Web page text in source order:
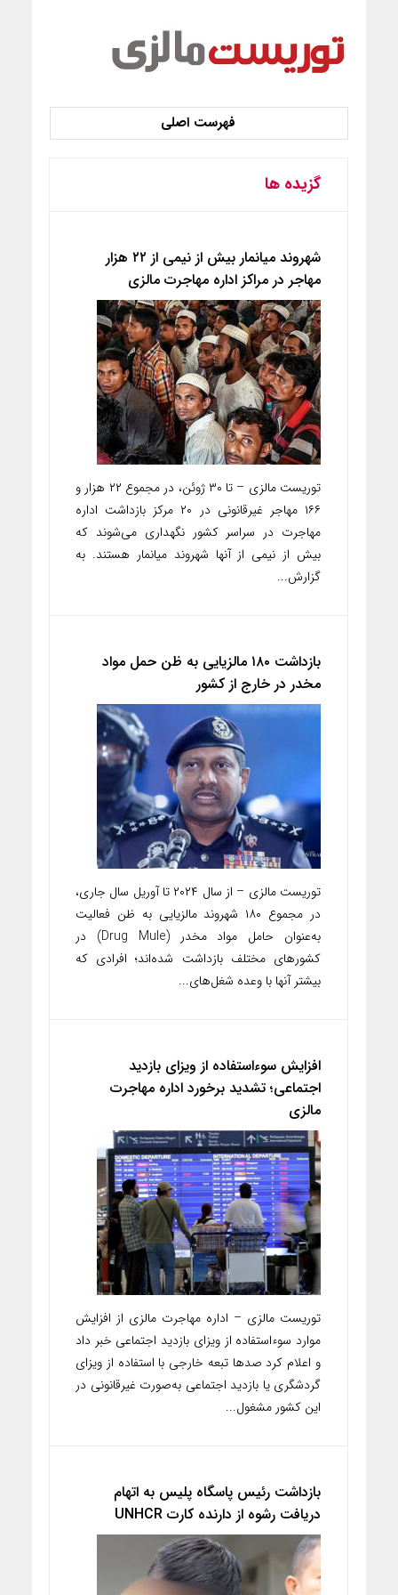
گزیده ها
شهروند میانمار بیش از نیمی از ۲۲ هزار
مهاجر در مراکز اداره مهاجرت مالزی
توریست مالزی – تا ۳۰ ژوئن، در مجموع ۲۲ هزار و
۱۶۶ مهاجر غیرقانونی در ۲۰ مرکز بازداشت اداره
مهاجرت در سراسر کشور نگهداری می‌شوند که
بیش از نیمی از آنها شهروند میانمار هستند. به
گزارش...
بازداشت ۱۸۰ مالزیایی به ظن حمل مواد
مخدر در خارج از کشور
توریست مالزی – از سال ۲۰۲۴ تا آوریل سال جاری،
در مجموع ۱۸۰ شهروند مالزیایی به ظن فعالیت
به‌عنوان حامل مواد مخدر (Drug Mule) در
کشورهای مختلف بازداشت شده‌اند؛ افرادی که
بیشتر آنها با وعده شغل‌های...
افزایش سوءاستفاده از ویزای بازدید
اجتماعی؛ تشدید برخورد اداره مهاجرت
مالزی
توریست مالزی – اداره مهاجرت مالزی از افزایش
موارد سوءاستفاده از ویزای بازدید اجتماعی خبر داد
و اعلام کرد صدها تبعه خارجی با استفاده از ویزای
گردشگری یا بازدید اجتماعی به‌صورت غیرقانونی در
این کشور مشغول...
بازداشت رئیس پاسگاه پلیس به اتهام
دریافت رشوه از دارنده کارت UNHCR